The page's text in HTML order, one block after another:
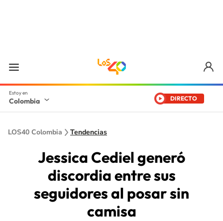
Colombia DIRECTO
LOS40 Colombia Tendencias
Jessica Cediel generó
discordia entre sus
seguidores al posar sin
camisa